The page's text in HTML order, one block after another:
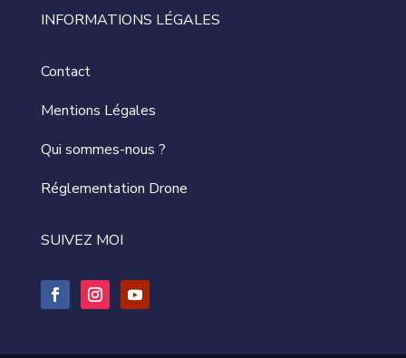
INFORMATIONS LÉGALES
Contact
Mentions Légales
Qui sommes-nous ?
Réglementation Drone
SUIVEZ MOI